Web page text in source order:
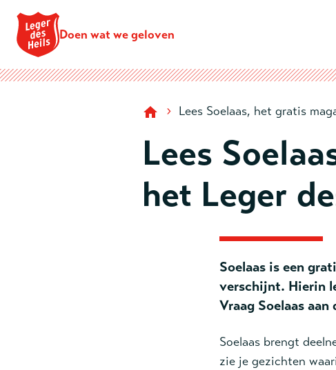
Doen wat we geloven
› Lees Soelaas, het gratis
Lees
het Leger
Soelaas is een
verschijnt. Hierin
Vraag Soelaas
Soelaas brengt
zie je gezichten